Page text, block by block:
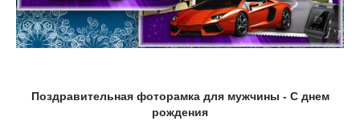
Поздравительная фоторамка для мужчины - С днем
рождения